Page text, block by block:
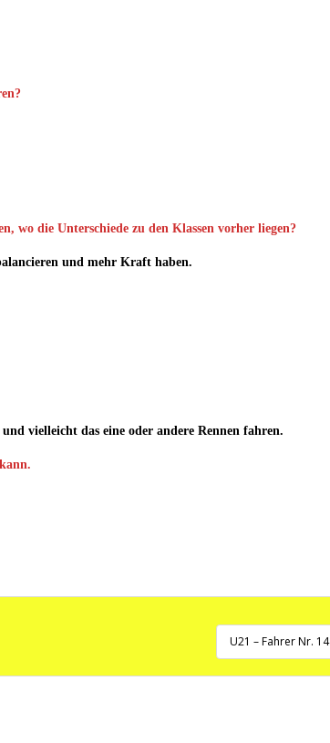
wo die Unterschiede zu den Klassen vorher liegen?
und mehr Kraft haben.
vielleicht das eine oder andere Rennen fahren.
U21 – Fahrer Nr. 14